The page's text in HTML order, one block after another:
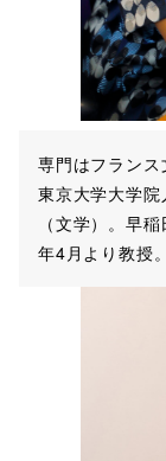
専門はフラン
東京大学大学
（文学）。早
年4月より教授。